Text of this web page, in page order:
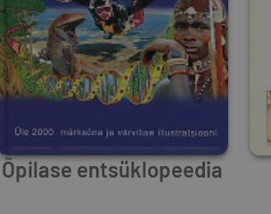
Õpilase entsüklopeedia